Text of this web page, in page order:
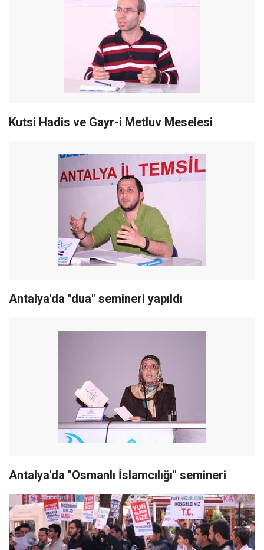
Kutsi Hadis ve Gayr-i Metluv Meselesi
Antalya'da "dua" semineri yapıldı
Antalya'da "Osmanlı İslamcılığı" semineri